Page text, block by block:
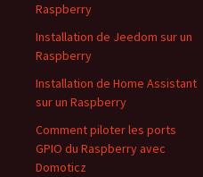
Raspberry
Installation de Jeedom sur un
Raspberry
Installation de Home Assistant
sur un Raspberry
Comment piloter les ports
GPIO du Raspberry avec
Domoticz